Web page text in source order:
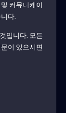
커뮤니케이
다.
입니다. 모든
이 있으시면